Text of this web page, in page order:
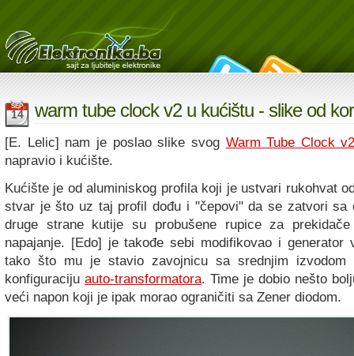
SEP
14 warm tube clock v2 u kućištu - slike od
[E. Lelic] nam je poslao slike svog Warm Tube Clock
napravio i kućište.
Kućište je od aluminiskog profila koji je ustvari rukohvat
stvar je što uz taj profil dođu i "čepovi" da se zatvori sa
druge strane kutije su probušene rupice za
napajanje. [Edo] je takođe sebi modifikovao i generator
tako što mu je stavio zavojnicu sa srednjim
konfiguracijuauto-transformatora. Time je dobio nešto
veći napon koji je ipak morao ograničiti sa Zener diodom.